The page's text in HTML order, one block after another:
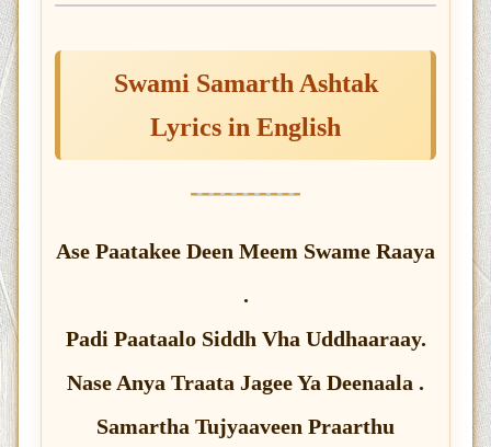
Swami Samarth Ashtak
Lyrics in English
Ase Paatakee Deen Meem Swame Raaya
.
Padi Paataalo Siddh Vha Uddhaaraay.
Nase Anya Traata Jagee Ya Deenaala .
Samartha Tujyaaveen Praarthu